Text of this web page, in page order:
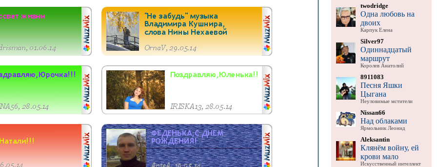
twodridge
Одна любовь на
двоих
Карпук Елена
Silver97
Одиннадцатый
маршрут
Королев Анатолий
8911083
Песня Яшки
Цыгана
Неуловимые мстители
Nissan66
Над облаками
Ярмольник Леонид
Aleksantin
Клянём войну, ей
крови мало
Искусственный интеллект